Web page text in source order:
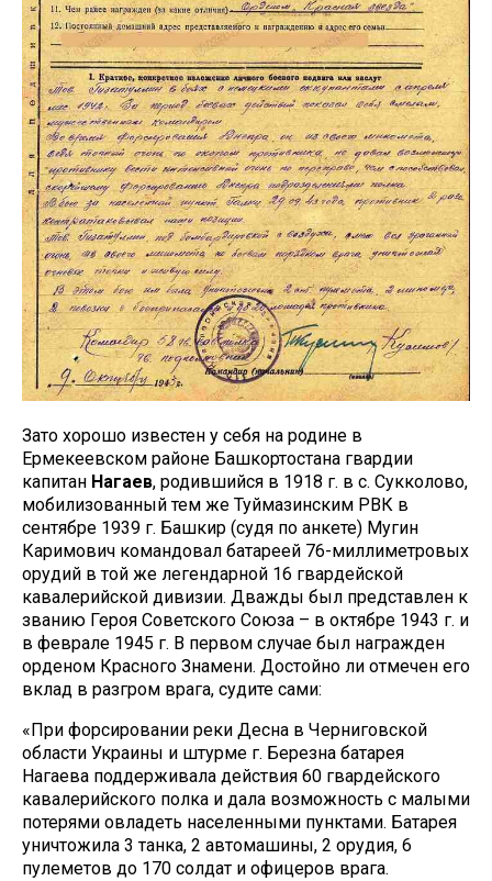
Зато хорошо известен у себя на родине в
Ермекеевском районе Башкортостана гвардии
капитан Нагаев, родившийся в 1918 г. в с. Сукколово,
мобилизованный тем же Туймазинским РВК в
сентябре 1939 г. Башкир (судя по анкете) Мугин
Каримович командовал батареей 76-миллиметровых
орудий в той же легендарной 16 гвардейской
кавалерийской дивизии. Дважды был представлен к
званию Героя Советского Союза – в октябре 1943 г. и
в феврале 1945 г. В первом случае был награжден
орденом Красного Знамени. Достойно ли отмечен его
вклад в разгром врага, судите сами:
«При форсировании реки Десна в Черниговской
области Украины и штурме г. Березна батарея
Нагаева поддерживала действия 60 гвардейского
кавалерийского полка и дала возможность с малыми
потерями овладеть населенными пунктами. Батарея
уничтожила 3 танка, 2 автомашины, 2 орудия, 6
пулеметов до 170 солдат и офицеров врага.